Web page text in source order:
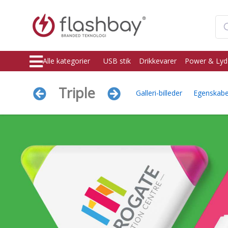
Alle kategorier USB stik Drikkevarer Power & Lyd
Triple Galleri-billeder